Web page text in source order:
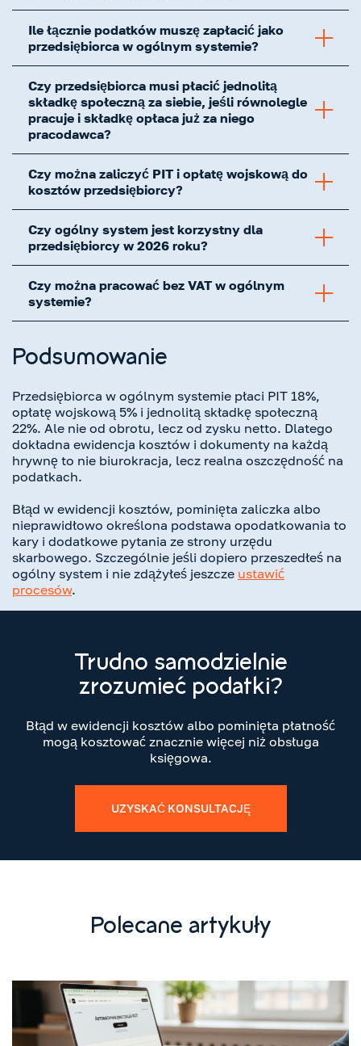
Ile łącznie podatków muszę zapłacić jako
przedsiębiorca w ogólnym systemie?
Czy przedsiębiorca musi płacić jednolitą
składkę społeczną za siebie, jeśli równolegle
pracuje i składkę opłaca już za niego
pracodawca?
Czy można zaliczyć PIT i opłatę wojskową do
kosztów przedsiębiorcy?
Czy ogólny system jest korzystny dla
przedsiębiorcy w 2026 roku?
Czy można pracować bez VAT w ogólnym
systemie?
Podsumowanie
Przedsiębiorca w ogólnym systemie płaci PIT 18%,
opłatę wojskową 5% i jednolitą składkę społeczną
22%. Ale nie od obrotu, lecz od zysku netto. Dlatego
dokładna ewidencja kosztów i dokumenty na każdą
hrywnę to nie biurokracja, lecz realna oszczędność na
podatkach.
Błąd w ewidencji kosztów, pominięta zaliczka albo
nieprawidłowo określona podstawa opodatkowania to
kary i dodatkowe pytania ze strony urzędu
skarbowego. Szczególnie jeśli dopiero przeszedłeś na
ogólny system i nie zdążyłeś jeszcze ustawić
procesów.
Trudno samodzielnie
zrozumieć podatki?
Błąd w ewidencji kosztów albo pominięta płatność
mogą kosztować znacznie więcej niż obsługa
księgowa.
UZYSKAĆ KONSULTACJĘ
Polecane artykuły